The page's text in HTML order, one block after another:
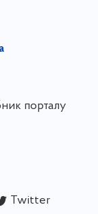
порталу
Twitter